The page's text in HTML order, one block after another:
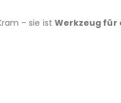
– sie ist Werkzeug für